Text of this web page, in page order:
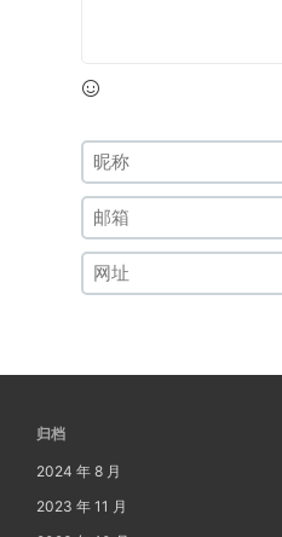
归档
2024 年 8 月
2023 年 11 月